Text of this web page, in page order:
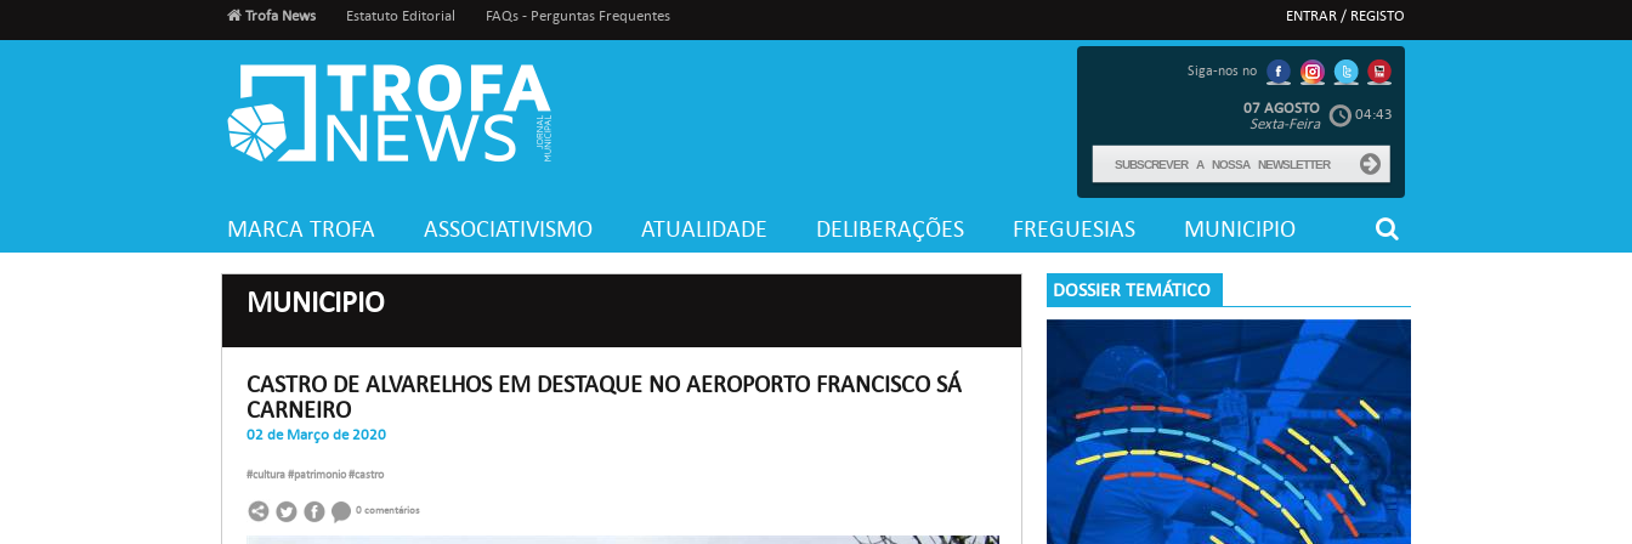
Trofa News Estatuto Editorial FAQs - Perguntas Frequentes ENTRAR / REGISTO
Siga-nos no
04:43
07 AGOSTO
Sexta-Feira
MARCA TROFA ASSOCIATIVISMO ATUALIDADE DELIBERAÇÕES FREGUESIAS MUNICIPIO
MUNICIPIO
CASTRO DE ALVARELHOS EM DESTAQUE NO AEROPORTO FRANCISCO SÁ
CARNEIRO
02 de Março de 2020
#cultura #patrimonio #castro
0 comentários
DOSSIER TEMÁTICO